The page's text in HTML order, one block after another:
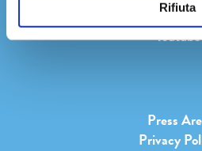
Rifiuta
Twitter
Youtube
Press
Privacy